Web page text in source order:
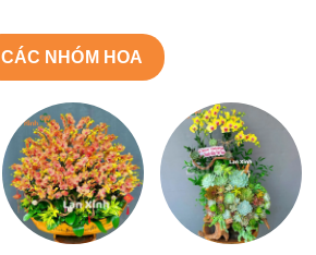
CÁC NHÓM HOA